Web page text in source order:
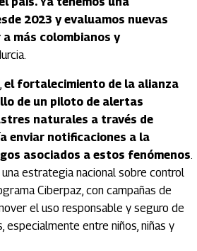
2023 y evaluamos nuevas
más colombianos y
el fortalecimiento de la alianza
de un piloto de alertas
naturales a través de
enviar notificaciones a la
asociados a estos fenómenos.
estrategia nacional sobre control
Ciberpaz, con campañas de
el uso responsable y seguro de
entre niños, niñas y